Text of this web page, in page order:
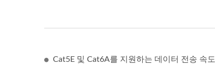
Cat5E 및 Cat6A를 지원하는 데이터 전송 속도